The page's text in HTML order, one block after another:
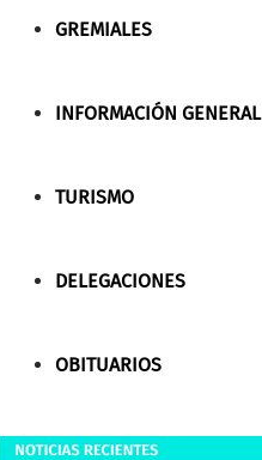
GREMIALES
INFORMACIÓN GENERAL
TURISMO
DELEGACIONES
OBITUARIOS